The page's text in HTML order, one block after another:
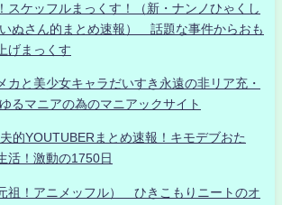
スケッフルまっくす！（新・ナンノひゃくし
ぬさん的まとめ速報） 話題な事件からおも
げまっくす
カと美少女キャラだいすき永遠の非リア充・
るマニアの為のマニアックサイト
的YOUTUBERまとめ速報！キモデブおた
活！激動の1750日
祖！アニメッフル） ひきこもりニートのオ